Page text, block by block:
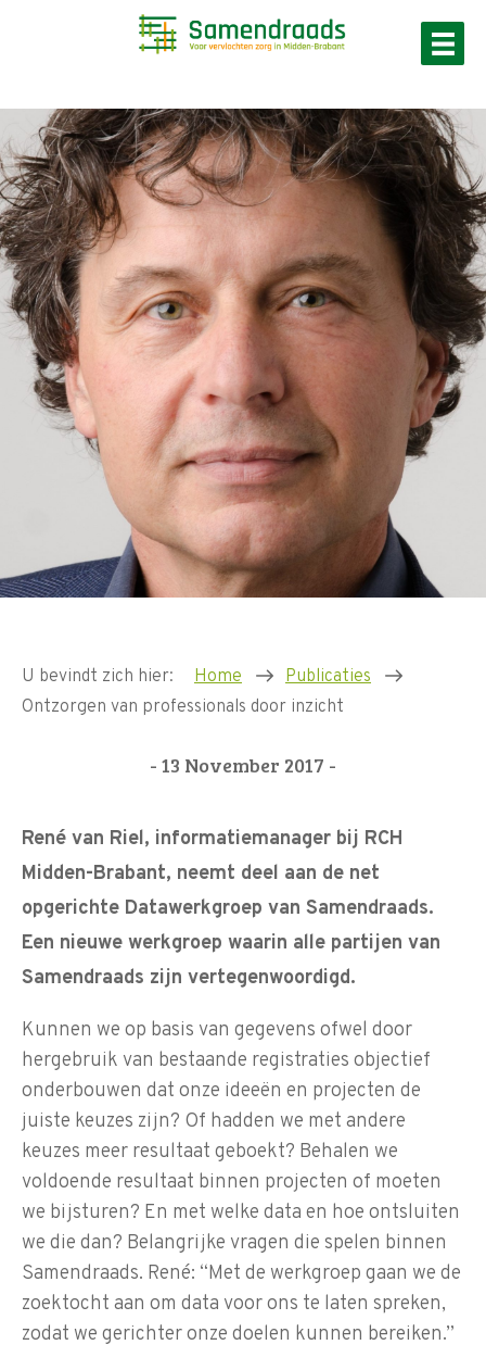
U bevindt zich hier: Home
Publicaties
Ontzorgen van professionals door inzicht
- 13 November 2017 -
René van Riel, informatiemanager bij RCH
Midden-Brabant, neemt deel aan de net
opgerichte Datawerkgroep van Samendraads.
Een nieuwe werkgroep waarin alle partijen van
Samendraads zijn vertegenwoordigd.
Kunnen we op basis van gegevens ofwel door
hergebruik van bestaande registraties objectief
onderbouwen dat onze ideeën en projecten de
juiste keuzes zijn? Of hadden we met andere
keuzes meer resultaat geboekt? Behalen we
voldoende resultaat binnen projecten of moeten
we bijsturen? En met welke data en hoe ontsluiten
we die dan? Belangrijke vragen die spelen binnen
Samendraads. René: “Met de werkgroep gaan we de
zoektocht aan om data voor ons te laten spreken,
zodat we gerichter onze doelen kunnen bereiken.”